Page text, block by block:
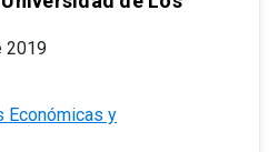
2019
Económicas y